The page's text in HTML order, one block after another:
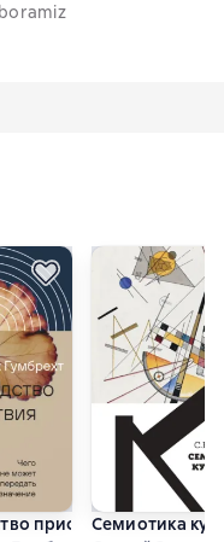
присутствия. Чего
Cемиотика